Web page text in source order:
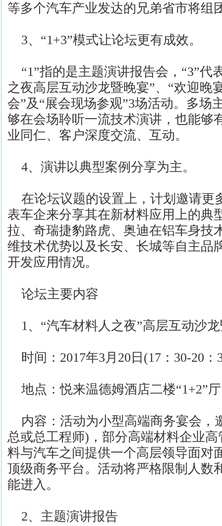
等多个汽车产业发达的兄弟省市将组
3、“1+3”模式让论坛更有成效。
“1”指的是主题演讲报告会，“3”代
之夜高层互动沙龙暨晚宴”、“欢迎晚
会”及“展会现场参观”3场活动。多场
够在会场聆听一流技术演讲，也能够
业同仁、客户深度交流、互动。
4、演讲以典型案例分享为主。
在论坛议题的设置上，计划邀请更
表车企来分享其在新材料应用上的典
拉、奇瑞捷豹路虎、奥迪在铝车身技
维技术优势以及长安、长城等自主品
开发应用情况。
论坛主要内容
1、“汽车材料人之夜”高层互动沙
时间：2017年3月20日(17：30-20：
地点：悦来温德姆酒店二楼“1+2”厅
内容：活动为小型高端商务宴会，
总或总工程师)，部分高端材料企业
料与汽车之间提供一个高层领导面对
顶级商务平台。活动将严格限制人数
能进入。
2、主题演讲报告